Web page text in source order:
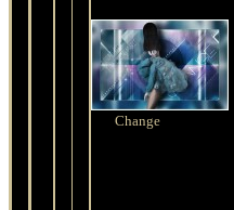
Change